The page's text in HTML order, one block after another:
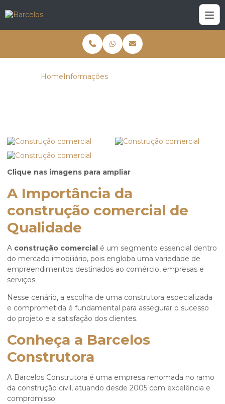
HomeInformações
Clique nas imagens para ampliar
A Importância da
construção comercial de
Qualidade
A construção comercial é um segmento essencial dentro
do mercado imobiliário, pois engloba uma variedade de
empreendimentos destinados ao comércio, empresas e
serviços.
Nesse cenário, a escolha de uma construtora especializada
e comprometida é fundamental para assegurar o sucesso
do projeto e a satisfação dos clientes.
Conheça a Barcelos
Construtora
A Barcelos Construtora é uma empresa renomada no ramo
da construção civil, atuando desde 2005 com excelência e
compromisso.